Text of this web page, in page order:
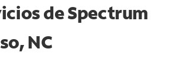
de Spectrum
NC